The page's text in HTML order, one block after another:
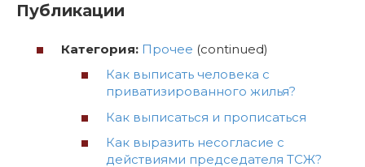
Публикации
Категория: Прочее (continued)
Как выписать человека с
приватизированного жилья?
Как выписаться и прописаться
Как выразить несогласие с
действиями председателя ТСЖ?